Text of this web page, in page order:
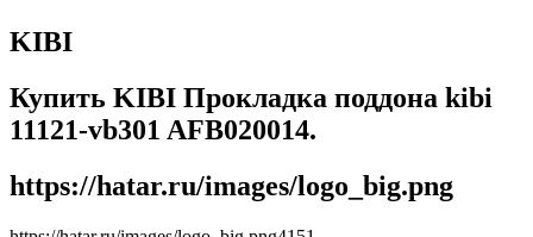
KIBI
Купить KIBI Прокладка поддона kibi
11121-vb301 AFB020014.
https://hatar.ru/images/logo_big.png